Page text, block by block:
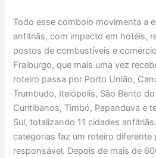
Todo esse comboio movimenta a
anfitriãs, com impacto em hotéis,
postos de combustíveis e
Fraiburgo, que mais uma vez
roteiro passa por Porto União,
Trumbudo, Itaiópolis, São Bento do
Curitibanos, Timbó, Papanduva e
Sul, totalizando 11 cidades
categorias faz um roteiro diferente
responsável. Depois de mais de